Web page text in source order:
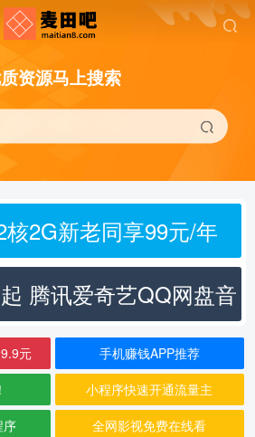
资源马上搜索
核2G新老同享99元/年
腾讯爱奇艺QQ网盘音
乐
元 手机赚钱APP推荐
小程序快速开通流量主
序 全网影视免费在线看